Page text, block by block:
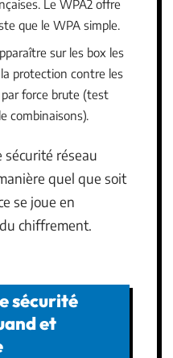
Le WPA2 offre
que le WPA simple.
sur les box les
protection contre les
force brute (test
combinaisons).
sécurité réseau
quel que soit
se joue en
chiffrement.
sécurité
et